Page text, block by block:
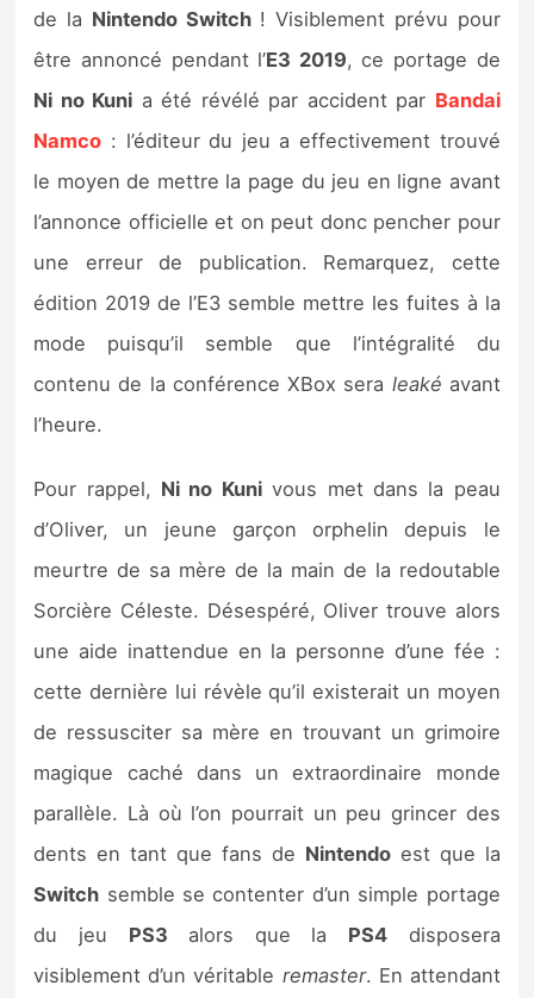
de la Nintendo Switch! Visiblement prévu pour
être annoncé pendant l’E3 2019, ce portage de
Ni no Kuni a été révélé par accident par Bandai
Namco : l’éditeur du jeu a effectivement trouvé
le moyen de mettre la page du jeu en ligne avant
l’annonce officielle et on peut donc pencher pour
une erreur de publication. Remarquez, cette
édition 2019 de l’E3 semble mettre les fuites à la
mode puisqu’il semble que l’intégralité du
contenu de la conférence XBox sera leaké avant
l’heure.
Pour rappel, Ni no Kunivous met dans la peau
d’Oliver, un jeune garçon orphelin depuis le
meurtre de sa mère de la main de la redoutable
Sorcière Céleste. Désespéré, Oliver trouve alors
une aide inattendue en la personne d’une fée :
cette dernière lui révèle qu’il existerait un moyen
de ressusciter sa mère en trouvant un grimoire
magique caché dans un extraordinaire monde
parallèle. Là où l’on pourrait un peu grincer des
dents en tant que fans de Nintendoest que la
Switch semble se contenter d’un simple portage
du jeu PS3 alors que la PS4 disposera
visiblement d’un véritable remaster. En attendant